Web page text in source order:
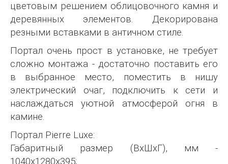
цветовым решением облицовочного камня и
деревянных элементов. Декорирована
резными вставками в античном стиле.
Портал очень прост в установке, не требует
сложно монтажа - достаточно поставить его
в выбранное место, поместить в нишу
электрический очаг, подключить к сети и
наслаждаться уютной атмосферой огня в
камине.
Портал Pierre Luxe:
Габаритный размер (ВхШхГ), мм -
1040х1280х395;